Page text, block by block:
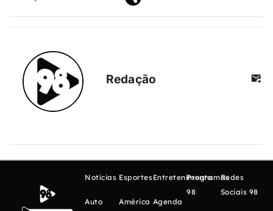
Redação
Notícias
Auto
Esportes
América
Entretenimento
Agenda
Programas
98
Redes
Sociais 98